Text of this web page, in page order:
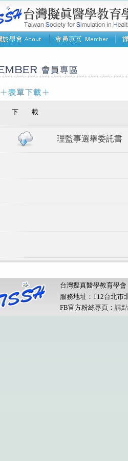
下 載
理監事選舉委託書
台灣擬真醫學教育學會
服務地址：112台北市
FB官方粉絲專頁： 請